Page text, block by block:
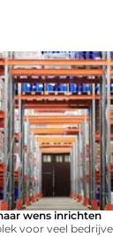
wens inrichten
voor veel